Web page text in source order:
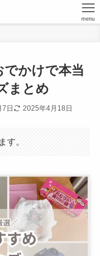
menu
でかけで本当
まとめ
日 2025年4月18日
す。